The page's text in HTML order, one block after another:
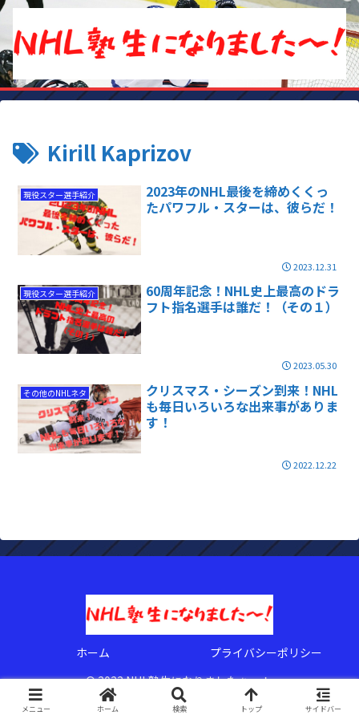
Kirill Kaprizov
現役スター選手紹介
2023年のNHL最後を締めくくっ
たパワフル・スターは、彼らだ！
2023.12.31
現役スター選手紹介
60周年記念！NHL史上最高のドラ
フト指名選手は誰だ！（その１）
2023.05.30
その他のNHLネタ
クリスマス・シーズン到来！NHL
も毎日いろいろな出来事がありま
す！
2022.12.22
ホーム
プライバシーポリシー
© 2022 NHL塾生になりましたぁ〜！.
メニュー ホーム 検索 トップ サイドバー